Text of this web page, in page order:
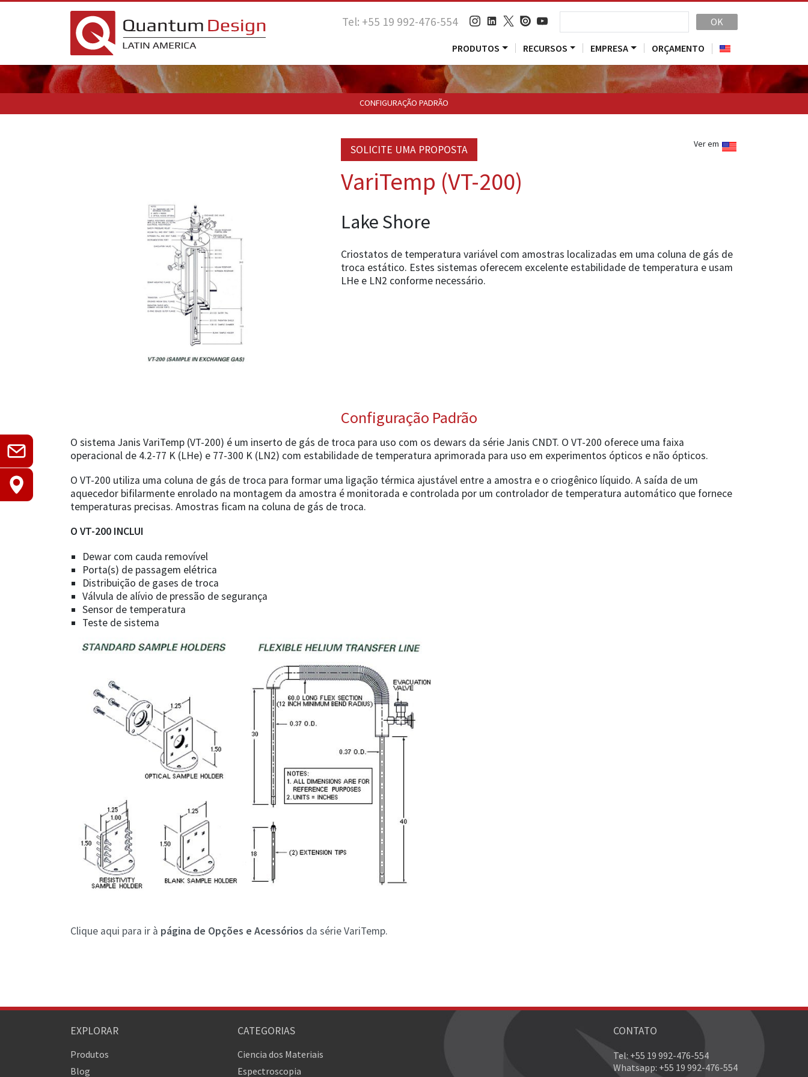
Tel: +55 19 992-476-554 OK
PRODUTOS RECURSOS EMPRESA ORÇAMENTO
CONFIGURAÇÃO PADRÃO
Ver em
SOLICITE UMA PROPOSTA
VariTemp (VT-200)
Lake Shore
Criostatos de temperatura variável com amostras localizadas em uma coluna de gás de
troca estático. Estes sistemas oferecem excelente estabilidade de temperatura e usam
LHe e LN2 conforme necessário.
Configuração Padrão
O sistema Janis VariTemp (VT-200) é um inserto de gás de troca para uso com os dewars da série Janis CNDT. O VT-200 oferece uma faixa
operacional de 4.2-77 K (LHe) e 77-300 K (LN2) com estabilidade de temperatura aprimorada para uso em experimentos ópticos e não ópticos.
O VT-200 utiliza uma coluna de gás de troca para formar uma ligação térmica ajustável entre a amostra e o criogênico líquido. A saída de um
aquecedor bifilarmente enrolado na montagem da amostra é monitorada e controlada por um controlador de temperatura automático que fornece
temperaturas precisas. Amostras ficam na coluna de gás de troca.
O VT-200 INCLUI
Dewar com cauda removível
Porta(s) de passagem elétrica
Distribuição de gases de troca
Válvula de alívio de pressão de segurança
Sensor de temperatura
Teste de sistema
Clique aqui para ir à página de Opções e Acessórios da série VariTemp.
EXPLORAR
Produtos
Blog
CATEGORIAS
Ciencia dos Materiais
Espectroscopia
CONTATO
Tel: +55 19 992-476-554
Whatsapp: +55 19 992-476-554